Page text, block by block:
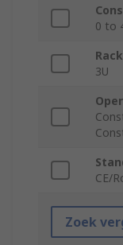
0 to
3U
CE/
Zoek